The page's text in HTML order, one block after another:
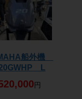
船外機
L
円